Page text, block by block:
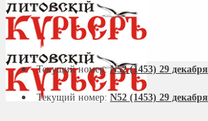
Текущий номер:N52 (1453) 29 декабря
Текущий номер: N52 (1453) 29 декабря